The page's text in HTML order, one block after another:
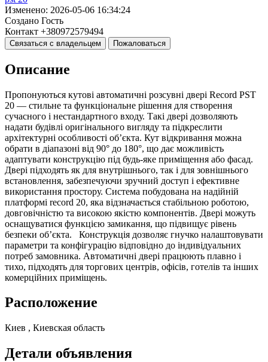
Изменено: 2026-05-06 16:34:24
Создано Гость
Контакт +380972579494
Связаться с владельцем Пожаловаться
Описание
Пропонуються кутові автоматичні розсувні двері Record PST
20 — стильне та функціональне рішення для створення
сучасного і нестандартного входу. Такі двері дозволяють
надати будівлі оригінального вигляду та підкреслити
архітектурні особливості об’єкта. Кут відкривання можна
обрати в діапазоні від 90° до 180°, що дає можливість
адаптувати конструкцію під будь-яке приміщення або фасад.
Двері підходять як для внутрішнього, так і для зовнішнього
встановлення, забезпечуючи зручний доступ і ефективне
використання простору. Система побудована на надійній
платформі record 20, яка відзначається стабільною роботою,
довговічністю та високою якістю компонентів. Двері можуть
оснащуватися функцією замикання, що підвищує рівень
безпеки об’єкта. Конструкція дозволяє гнучко налаштовувати
параметри та конфігурацію відповідно до індивідуальних
потреб замовника. Автоматичні двері працюють плавно і
тихо, підходять для торгових центрів, офісів, готелів та інших
комерційних приміщень.
Расположение
Киев , Киевская область
Детали объявления